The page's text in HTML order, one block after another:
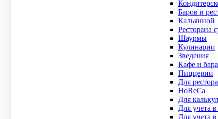
Баров и
Кальянной
Ресторана
Шаурмы
Кулинарии
Зведения
Кафе и бара
Пиццерии
Для
HoReCa
Для
Для учета
Для учета
Сенсорный моноблок POSCenter POS 400 — это
POS-моноблок OL-P06 (15“ сенсорный 4Gb, MSSD,